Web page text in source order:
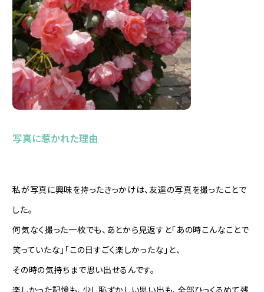
写真に惹かれた理由
私が写真に興味を持ったきっかけは、友達の写真を撮ったことで
した。
何気なく撮った一枚でも、あとから見返すと「あの時こんなことで
笑っていたな」「この日すごく楽しかったな」と、
その時の気持ちまで思い出せるんです。
楽しかった記憶も、少し恥ずかしい思い出も、全部ひっくるめて残